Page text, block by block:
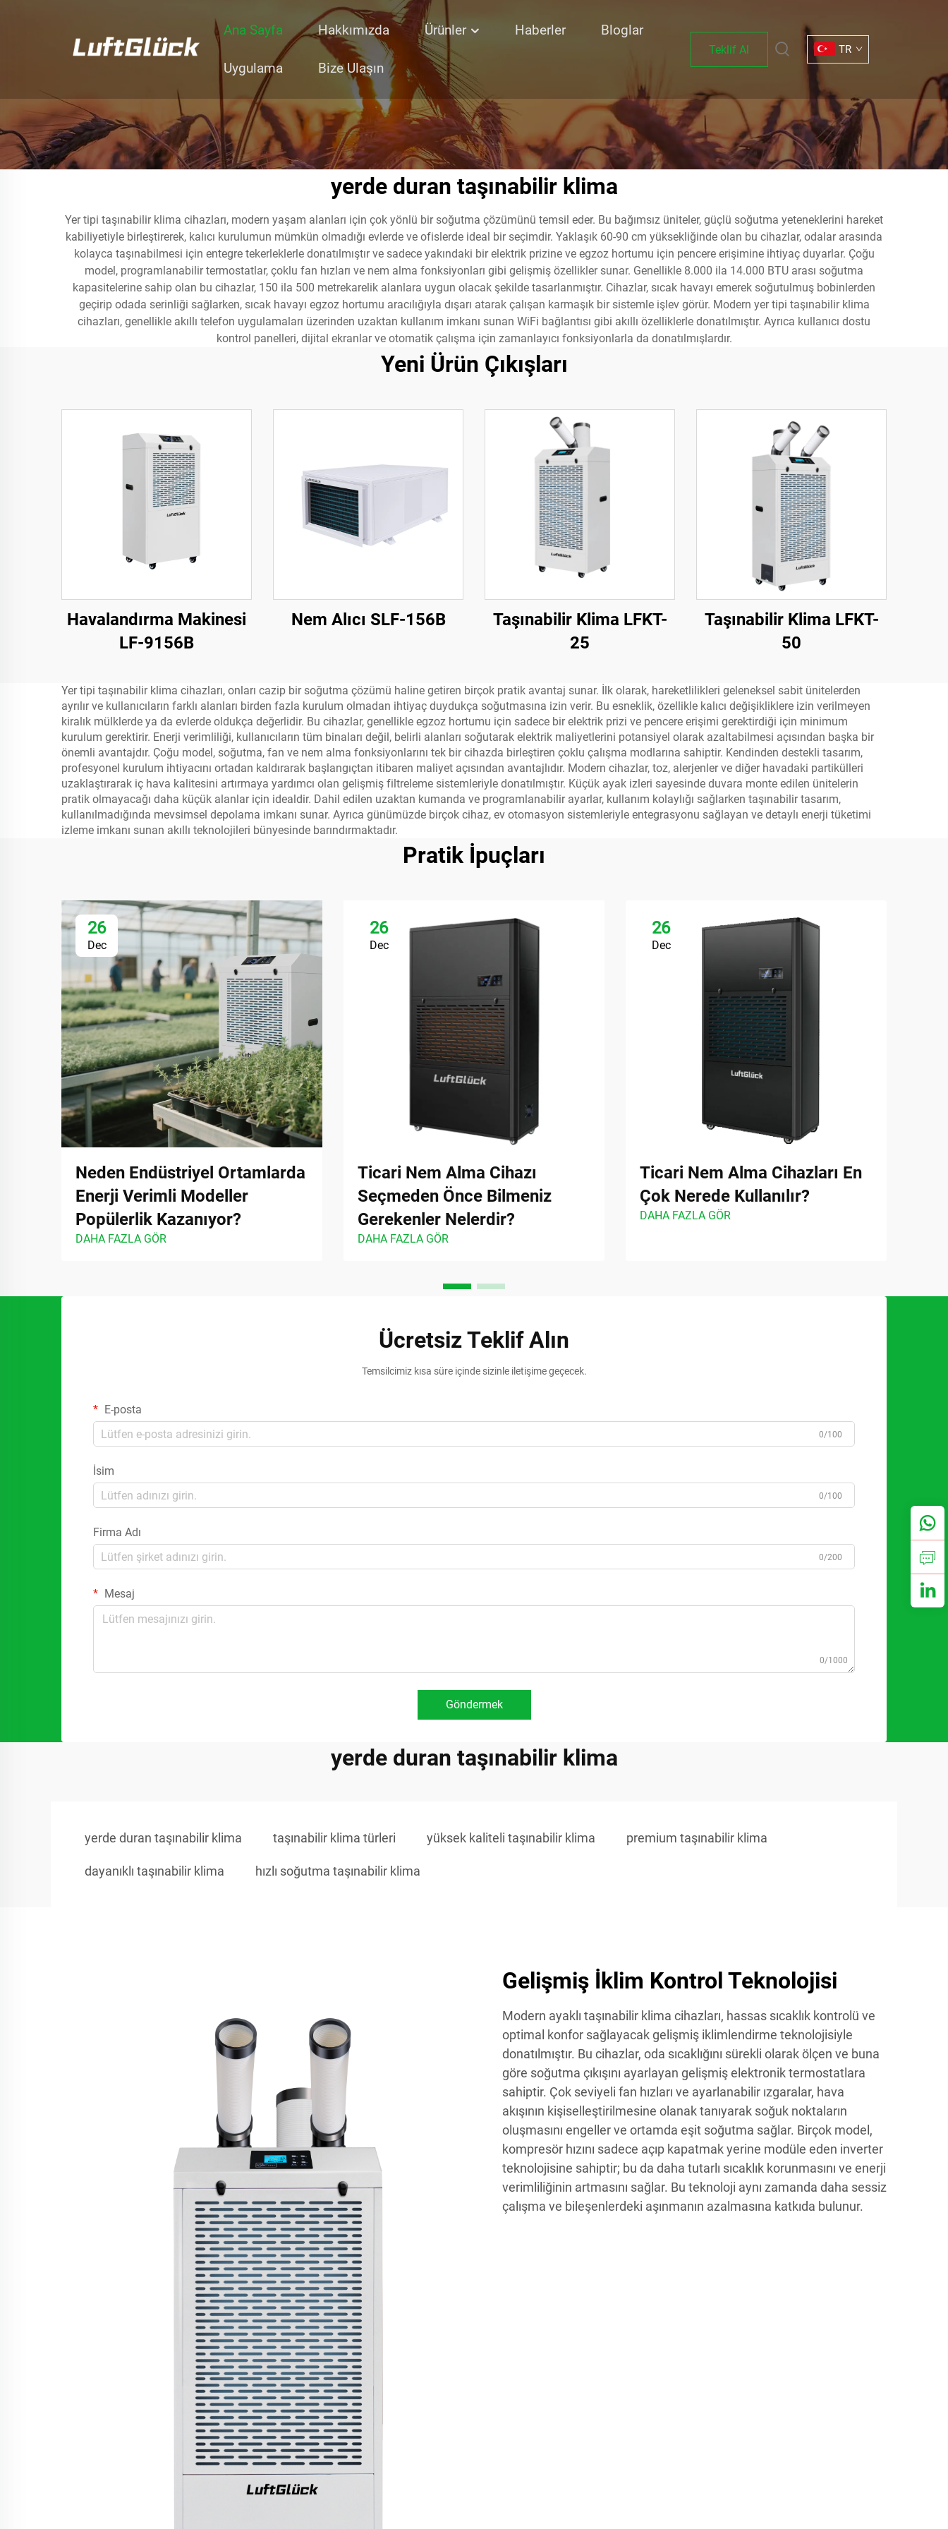
Ana Sayfa Hakkımızda Ürünler Haberler Bloglar
Uygulama Bize Ulaşın
Teklif Al TR
yerde duran taşınabilir klima
Yer tipi taşınabilir klima cihazları, modern yaşam alanları için çok yönlü bir soğutma çözümünü temsil eder. Bu bağımsız üniteler, güçlü soğutma yeteneklerini hareket
kabiliyetiyle birleştirerek, kalıcı kurulumun mümkün olmadığı evlerde ve ofislerde ideal bir seçimdir. Yaklaşık 60-90 cm yüksekliğinde olan bu cihazlar, odalar arasında
kolayca taşınabilmesi için entegre tekerleklerle donatılmıştır ve sadece yakındaki bir elektrik prizine ve egzoz hortumu için pencere erişimine ihtiyaç duyarlar. Çoğu
model, programlanabilir termostatlar, çoklu fan hızları ve nem alma fonksiyonları gibi gelişmiş özellikler sunar. Genellikle 8.000 ila 14.000 BTU arası soğutma
kapasitelerine sahip olan bu cihazlar, 150 ila 500 metrekarelik alanlara uygun olacak şekilde tasarlanmıştır. Cihazlar, sıcak havayı emerek soğutulmuş bobinlerden
geçirip odada serinliği sağlarken, sıcak havayı egzoz hortumu aracılığıyla dışarı atarak çalışan karmaşık bir sistemle işlev görür. Modern yer tipi taşınabilir klima
cihazları, genellikle akıllı telefon uygulamaları üzerinden uzaktan kullanım imkanı sunan WiFi bağlantısı gibi akıllı özelliklerle donatılmıştır. Ayrıca kullanıcı dostu
kontrol panelleri, dijital ekranlar ve otomatik çalışma için zamanlayıcı fonksiyonlarla da donatılmışlardır.
Yeni Ürün Çıkışları
Havalandırma Makinesi
LF-9156B
Nem Alıcı SLF-156B
Taşınabilir Klima LFKT-
25
Taşınabilir Klima LFKT-
50
Yer tipi taşınabilir klima cihazları, onları cazip bir soğutma çözümü haline getiren birçok pratik avantaj sunar. İlk olarak, hareketlilikleri geleneksel sabit ünitelerden
ayrılır ve kullanıcıların farklı alanları birden fazla kurulum olmadan ihtiyaç duydukça soğutmasına izin verir. Bu esneklik, özellikle kalıcı değişikliklere izin verilmeyen
kiralık mülklerde ya da evlerde oldukça değerlidir. Bu cihazlar, genellikle egzoz hortumu için sadece bir elektrik prizi ve pencere erişimi gerektirdiği için minimum
kurulum gerektirir. Enerji verimliliği, kullanıcıların tüm binaları değil, belirli alanları soğutarak elektrik maliyetlerini potansiyel olarak azaltabilmesi açısından başka bir
önemli avantajdır. Çoğu model, soğutma, fan ve nem alma fonksiyonlarını tek bir cihazda birleştiren çoklu çalışma modlarına sahiptir. Kendinden destekli tasarım,
profesyonel kurulum ihtiyacını ortadan kaldırarak başlangıçtan itibaren maliyet açısından avantajlıdır. Modern cihazlar, toz, alerjenler ve diğer havadaki partikülleri
uzaklaştırarak iç hava kalitesini artırmaya yardımcı olan gelişmiş filtreleme sistemleriyle donatılmıştır. Küçük ayak izleri sayesinde duvara monte edilen ünitelerin
pratik olmayacağı daha küçük alanlar için idealdir. Dahil edilen uzaktan kumanda ve programlanabilir ayarlar, kullanım kolaylığı sağlarken taşınabilir tasarım,
kullanılmadığında mevsimsel depolama imkanı sunar. Ayrıca günümüzde birçok cihaz, ev otomasyon sistemleriyle entegrasyonu sağlayan ve detaylı enerji tüketimi
izleme imkanı sunan akıllı teknolojileri bünyesinde barındırmaktadır.
Pratik İpuçları
26
Dec
Neden Endüstriyel Ortamlarda
Enerji Verimli Modeller
Popülerlik Kazanıyor?
DAHA FAZLA GÖR
26
Dec
Ticari Nem Alma Cihazı
Seçmeden Önce Bilmeniz
Gerekenler Nelerdir?
DAHA FAZLA GÖR
26
Dec
Ticari Nem Alma Cihazları En
Çok Nerede Kullanılır?
DAHA FAZLA GÖR
Ücretsiz Teklif Alın
Temsilcimiz kısa süre içinde sizinle iletişime geçecek.
E-posta
0/100
İsim
0/100
Firma Adı
0/200
Mesaj
0/1000
Göndermek
yerde duran taşınabilir klima
yerde duran taşınabilir klima taşınabilir klima türleri yüksek kaliteli taşınabilir klima premium taşınabilir klima
dayanıklı taşınabilir klima hızlı soğutma taşınabilir klima
Gelişmiş İklim Kontrol Teknolojisi
Modern ayaklı taşınabilir klima cihazları, hassas sıcaklık kontrolü ve
optimal konfor sağlayacak gelişmiş iklimlendirme teknolojisiyle
donatılmıştır. Bu cihazlar, oda sıcaklığını sürekli olarak ölçen ve buna
göre soğutma çıkışını ayarlayan gelişmiş elektronik termostatlara
sahiptir. Çok seviyeli fan hızları ve ayarlanabilir ızgaralar, hava
akışının kişiselleştirilmesine olanak tanıyarak soğuk noktaların
oluşmasını engeller ve ortamda eşit soğutma sağlar. Birçok model,
kompresör hızını sadece açıp kapatmak yerine modüle eden inverter
teknolojisine sahiptir; bu da daha tutarlı sıcaklık korunmasını ve enerji
verimliliğinin artmasını sağlar. Bu teknoloji aynı zamanda daha sessiz
çalışma ve bileşenlerdeki aşınmanın azalmasına katkıda bulunur.